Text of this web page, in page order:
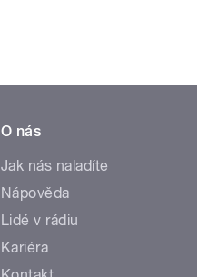
O nás
Jak nás naladíte
Nápověda
Lidé v rádiu
Kariéra